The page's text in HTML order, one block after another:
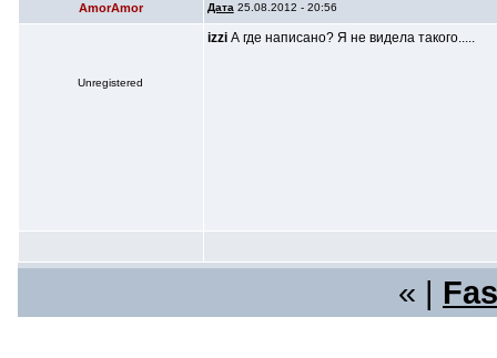
AmorAmor Дата 25.08.2012 - 20:56
Unregistered
izziА где написано? Я не видела такого.....
« |